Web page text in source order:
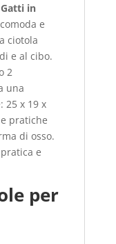
in
e
ciotola
e al cibo.
2
una
25 x 19 x
pratiche
di osso.
e
per